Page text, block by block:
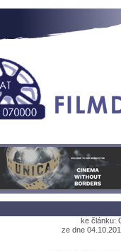
ke článku:
ze dne